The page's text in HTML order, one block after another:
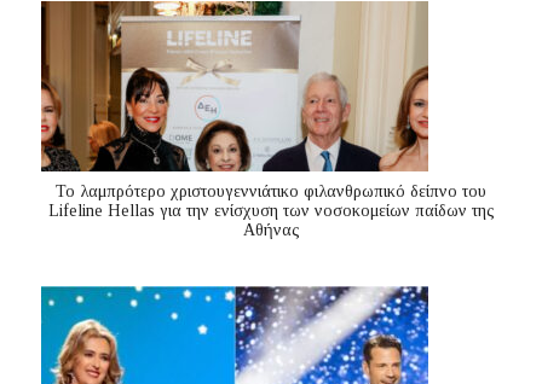
Το λαμπρότερο χριστουγεννιάτικο φιλανθρωπικό δείπνο του
Lifeline Hellas για την ενίσχυση των νοσοκομείων παίδων της
Αθήνας